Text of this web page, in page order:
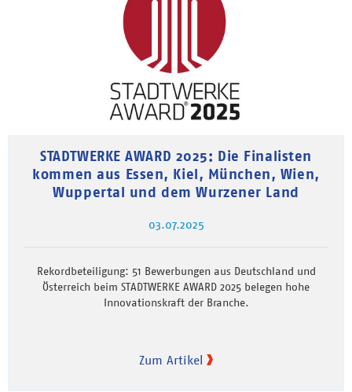
STADTWERKE AWARD 2025: Die Finalisten
kommen aus Essen, Kiel, München, Wien,
Wuppertal und dem Wurzener Land
03.07.2025
Rekordbeteiligung: 51 Bewerbungen aus Deutschland und
Österreich beim STADTWERKE AWARD 2025 belegen hohe
Innovationskraft der Branche.
Zum Artikel